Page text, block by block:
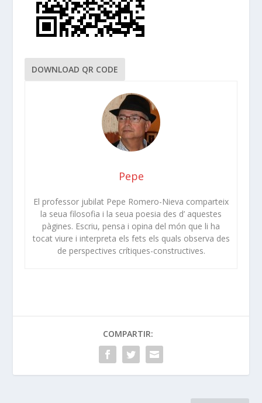
DOWNLOAD QR CODE
Pepe
El professor jubilat Pepe Romero-Nieva comparteix
la seua filosofia i la seua poesia des d’ aquestes
pàgines. Escriu, pensa i opina del món que li ha
tocat viure i interpreta els fets els quals observa des
de perspectives crítiques-constructives.
COMPARTIR: